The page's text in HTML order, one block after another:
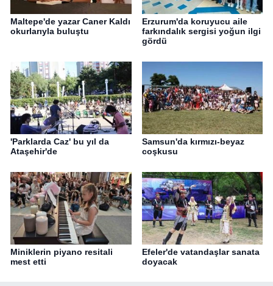
Maltepe'de yazar Caner Kaldı
okurlarıyla buluştu
Erzurum'da koruyucu aile
farkındalık sergisi yoğun ilgi
gördü
'Parklarda Caz' bu yıl da
Ataşehir'de
Samsun'da kırmızı-beyaz
coşkusu
Miniklerin piyano resitali
mest etti
Efeler'de vatandaşlar sanata
doyacak